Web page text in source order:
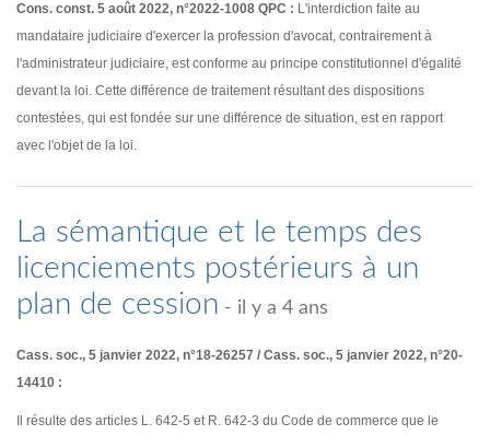
Cons. const. 5 août 2022, n°2022-1008 QPC : L'interdiction faite au
mandataire judiciaire d'exercer la profession d'avocat, contrairement à
l'administrateur judiciaire, est conforme au principe constitutionnel d'égalité
devant la loi. Cette différence de traitement résultant des dispositions
contestées, qui est fondée sur une différence de situation, est en rapport
avec l'objet de la loi.
La sémantique et le temps des
licenciements postérieurs à un
plan de cession - il y a 4 ans
Cass. soc., 5 janvier 2022, n°18-26257 / Cass. soc., 5 janvier 2022, n°20-
14410 :
Il résulte des articles L. 642-5 et R. 642-3 du Code de commerce que le